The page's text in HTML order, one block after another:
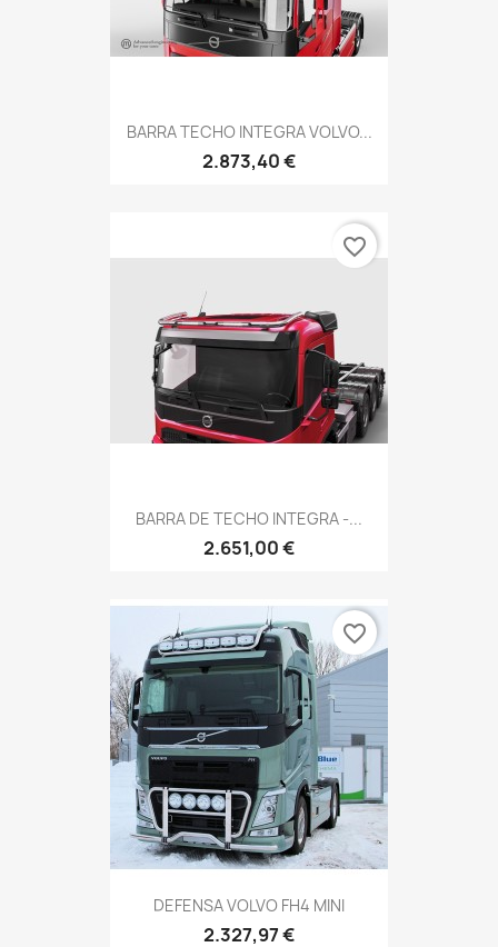
BARRA TECHO INTEGRA VOLVO...
2.873,40 €
BARRA DE TECHO INTEGRA -...
2.651,00 €
favorite_border
DEFENSA VOLVO FH4 MINI
2.327,97 €
favorite_border